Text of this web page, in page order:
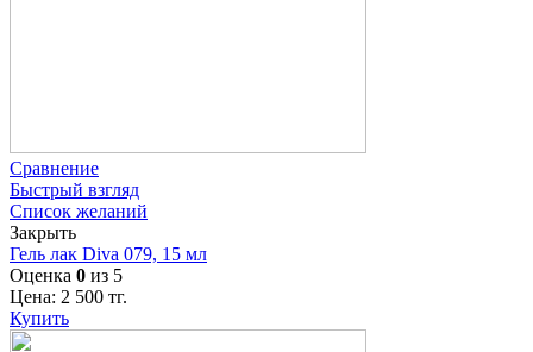
Сравнение
Быстрый взгляд
Список желаний
Закрыть
Гель лак Diva 079, 15 мл
Оценка 0 из 5
Цена: 2 500 тг.
Купить